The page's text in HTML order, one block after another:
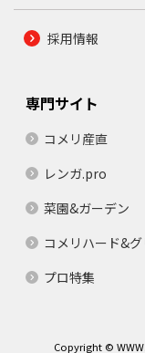
採用情報
専門サイト
コメリ産直
レンガ.pro
菜園&ガーデン
コメリハード&グ
プロ特集
Copyright ©